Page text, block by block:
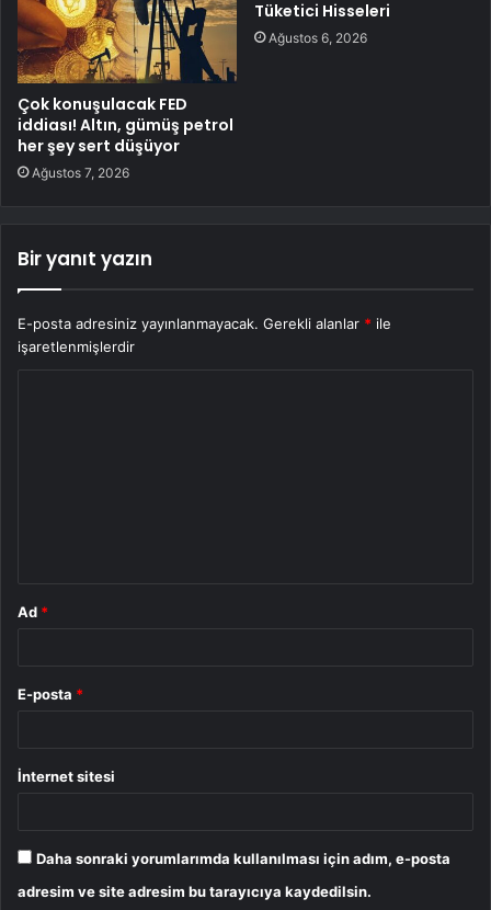
Çok konuşulacak FED
iddiası! Altın, gümüş petrol
her şey sert düşüyor
Ağustos 7, 2026
Tüketici Hisseleri
Ağustos 6, 2026
Bir yanıt yazın
E-posta adresiniz yayınlanmayacak. Gerekli alanlar * ile
işaretlenmişlerdir
Ad *
E-posta *
İnternet sitesi
Daha sonraki yorumlarımda kullanılması için adım, e-posta
adresim ve site adresim bu tarayıcıya kaydedilsin.